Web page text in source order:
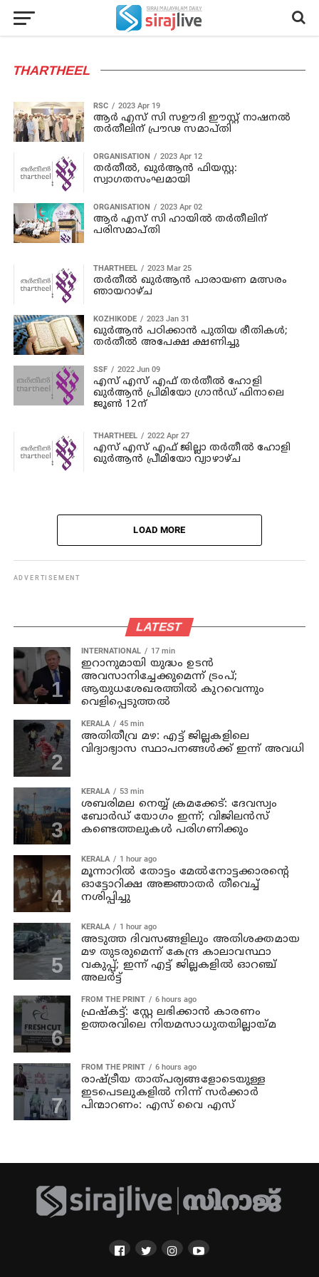
THARTHEEL
RSC 2023 Apr 19
ആർ എസ് സി സഊദി ഈസ്റ്റ് നാഷനൽ
തർതീലിന് പ്രൗഢ സമാപ്തി
ORGANISATION 2023 Apr 12
തര്‍തീല്‍, ഖുര്‍ആന്‍ ഫിയസ്റ്റ:
സ്വാഗതസംഘമായി
ORGANISATION 2023 Apr 02
ആര്‍ എസ് സി ഹായില്‍ തര്‍തീലിന്
പരിസമാപ്തി
THARTHEEL 2023 Mar 25
തർതീൽ ഖുർആൻ പാരായണ മത്സരം
ഞായറാഴ്ച
KOZHIKODE 2023 Jan 31
ഖുർആൻ പഠിക്കാൻ പുതിയ രീതികൾ;
തർതീൽ അപേക്ഷ ക്ഷണിച്ചു
SSF 2022 Jun 09
എസ് എസ് എഫ് തർതീൽ ഹോളി
ഖുർആൻ പ്രിമിയോ ഗ്രാൻഡ് ഫിനാലെ
ജൂൺ 12ന്
THARTHEEL 2022 Apr 27
എസ് എസ് എഫ് ജില്ലാ തർതീൽ ഹോളി
ഖുർആൻ പ്രീമിയോ വ്യാഴാഴ്ച
LOAD MORE
ADVERTISEMENT
LATEST
INTERNATIONAL 17 min
ഇറാനുമായി യുദ്ധം ഉടൻ
അവസാനിച്ചേക്കുമെന്ന് ട്രംപ്;
ആയുധശേഖരത്തിൽ കുറവെന്നും
വെളിപ്പെടുത്തൽ
KERALA 45 min
അതിതീവ്ര മഴ: എട്ട് ജില്ലകളിലെ
വിദ്യാഭ്യാസ സ്ഥാപനങ്ങൾക്ക് ഇന്ന് അവധി
KERALA 53 min
ശബരിമല നെയ്യ് ക്രമക്കേട്: ദേവസ്വം
ബോർഡ് യോഗം ഇന്ന്; വിജിലൻസ്
കണ്ടെത്തലുകൾ പരിഗണിക്കും
KERALA 1 hour ago
മൂന്നാറില്‍ തോട്ടം മേല്‍നോട്ടക്കാരന്റെ
ഓട്ടോറിക്ഷ അജ്ഞാതര്‍ തീവെച്ച്
നശിപ്പിച്ചു
KERALA 1 hour ago
അടുത്ത ദിവസങ്ങളിലും അതിശക്തമായ
മഴ തുടരുമെന്ന് കേന്ദ്ര കാലാവസ്ഥാ
വകുപ്പ്; ഇന്ന് എട്ട് ജില്ലകളിൽ ഓറഞ്ച്
അലർട്ട്
FROM THE PRINT 6 hours ago
ഫ്രഷ്‌കട്ട്: സ്റ്റേ ലഭിക്കാന്‍ കാരണം
ഉത്തരവിലെ നിയമസാധുതയില്ലായ്മ
FROM THE PRINT 6 hours ago
രാഷ്ട്രീയ താത്പര്യങ്ങളോടെയുള്ള
ഇടപെടലുകളില്‍ നിന്ന് സര്‍ക്കാര്‍
പിന്മാറണം: എസ് വൈ എസ്